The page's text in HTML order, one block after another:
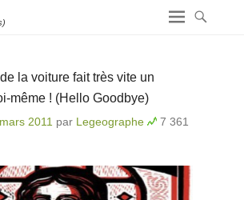
de la voiture fait très vite un
même ! (Hello Goodbye)
2011 par Legeographe
7 361